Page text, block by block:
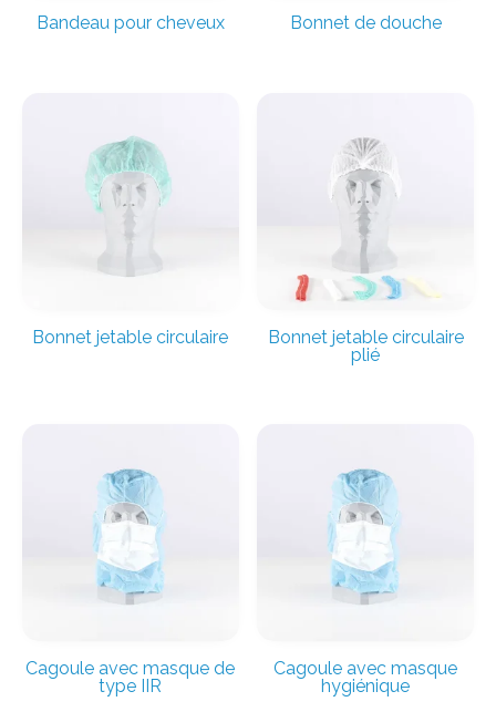
Bandeau pour cheveux Bonnet de douche
Bonnet jetable circulaire
Bonnet jetable circulaire
plié
Cagoule avec masque de
type IIR
Cagoule avec masque
hygiénique